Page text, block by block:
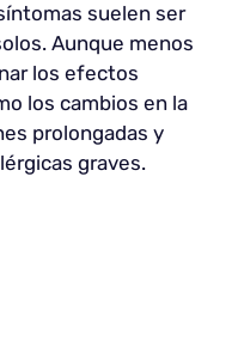
suelen ser
Aunque menos
los efectos
los cambios en la
prolongadas y
graves.